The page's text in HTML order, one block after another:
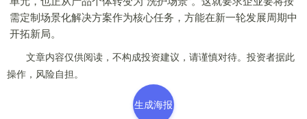
需定制场景化解决方案作为核心任务，方能在新一轮发展周期中
开拓新局。
文章内容仅供阅读，不构成投资建议，请谨慎对待。投资者据此
操作，风险自担。
生成海报